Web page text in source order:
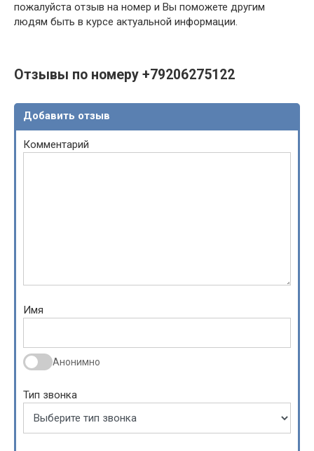
пожалуйста отзыв на номер и Вы поможете другим
людям быть в курсе актуальной информации.
Отзывы по номеру +79206275122
Добавить отзыв
Комментарий
Имя
Анонимно
Тип звонка